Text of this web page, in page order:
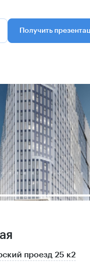
Получить
проезд 25 к2